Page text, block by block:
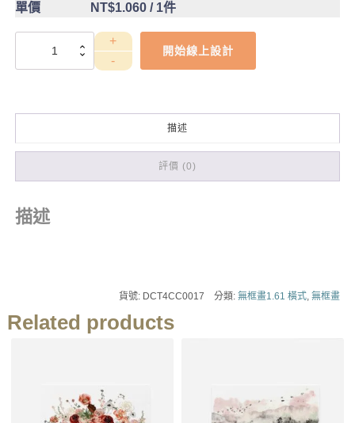
單價 NT$1.060/ 1件
DCT4CC0017
開始線上設計
描述
評價 (0)
描述
貨號: DCT4CC0017 分類:無框畫1.61 橫式,無框畫
Related products